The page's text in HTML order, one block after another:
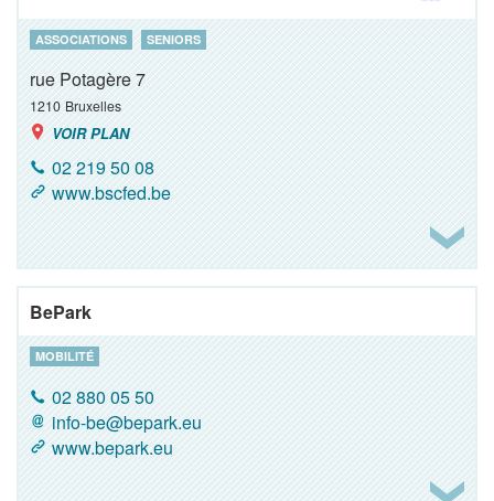
ASSOCIATIONS SENIORS
rue Potagère 7
1210 Bruxelles
VOIR PLAN
02 219 50 08
www.bscfed.be
BePark
MOBILITÉ
02 880 05 50
info-be@bepark.eu
www.bepark.eu